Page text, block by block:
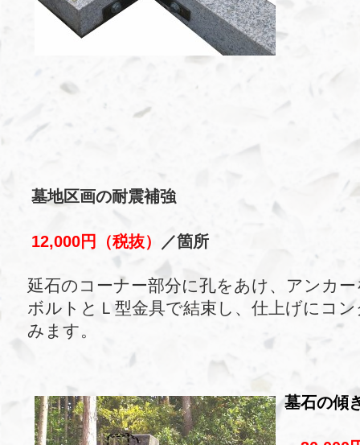
墓地区画の耐震補強
12,000円（税抜） ／箇所
延石のコーナー部分に孔をあけ、アンカ
ボルトとＬ型金具で結束し、仕上げにコ
みます。
墓石の傾